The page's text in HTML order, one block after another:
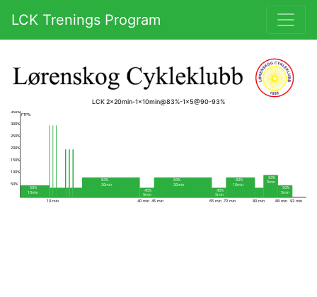
LCK Trenings Program
LCK 2x20min-1x10min@83%-1x5@90-93%
50%
100%
150%
200%
250%
300%
350%
FTP%
50%
10min
10 min
83%
20min
40 min
40%
5min
45 min
83%
20min
65 min
40%
5min
70 min
83%
10min
80 min
93%
5min
88 min
50%
5min
93 min